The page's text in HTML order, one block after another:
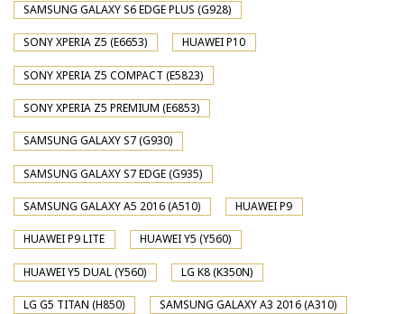
SAMSUNG GALAXY S6 EDGE PLUS (G928)
SONY XPERIA Z5 (E6653) HUAWEI P10
SONY XPERIA Z5 COMPACT (E5823)
SONY XPERIA Z5 PREMIUM (E6853)
SAMSUNG GALAXY S7 (G930)
SAMSUNG GALAXY S7 EDGE (G935)
SAMSUNG GALAXY A5 2016 (A510) HUAWEI P9
HUAWEI P9 LITE HUAWEI Y5 (Y560)
HUAWEI Y5 DUAL (Y560) LG K8 (K350N)
LG G5 TITAN (H850) SAMSUNG GALAXY A3 2016 (A310)